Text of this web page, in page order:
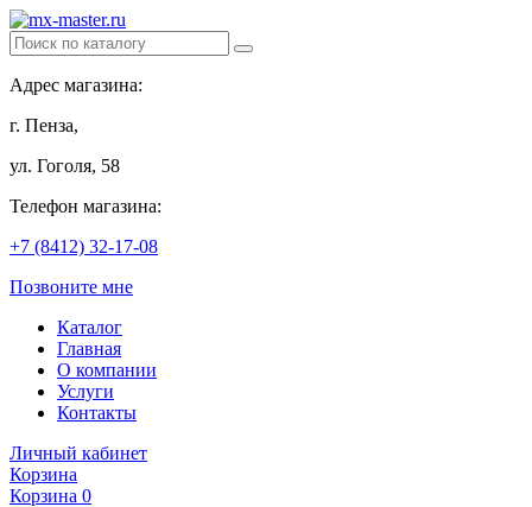
Адрес магазина:
г. Пенза,
ул. Гоголя, 58
Телефон магазина:
+7 (8412) 32-17-08
Позвоните мне
Каталог
Главная
О компании
Услуги
Контакты
Личный кабинет
Корзина
Корзина 0